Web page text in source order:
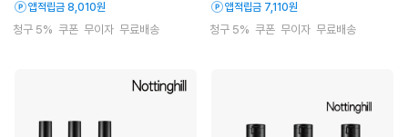
앱적립금 8,010원
청구 5% 쿠폰 무이자 무료배송
앱적립금 7,110원
청구 5% 쿠폰 무이자 무료배송